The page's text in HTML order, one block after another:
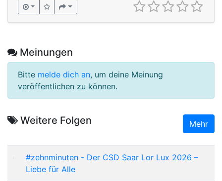
Meinungen
Bitte melde dich an, um deine Meinung
veröffentlichen zu können.
Weitere Folgen Mehr
#zehnminuten - Der CSD Saar Lor Lux 2026 –
Liebe für Alle